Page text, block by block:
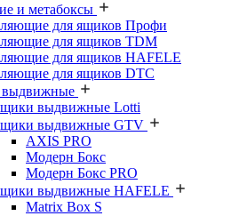
и метабоксы
для ящиков Профи
для ящиков TDM
для ящиков HAFELE
для ящиков DTC
выдвижные Lotti
выдвижные GTV
AXIS PRO
Модерн Бокс
Модерн Бокс PRO
выдвижные HAFELE
Matrix Box S